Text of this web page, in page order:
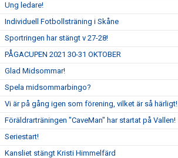
Ung ledare!
Individuell Fotbollsträning i Skåne
Sportringen har stängt v 27-28!
PÅGACUPEN 2021 30-31 OKTOBER
Glad Midsommar!
Spela midsommarbingo?
Vi är på gång igen som förening, vilket är så härligt!
Föräldrarträningen "CaveMan" har startat på Vallen!
Seriestart!
Kansliet stängt Kristi Himmelfärd